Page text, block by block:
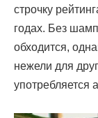
строчку
годах. Без
обходится,
нежели для
употребляется